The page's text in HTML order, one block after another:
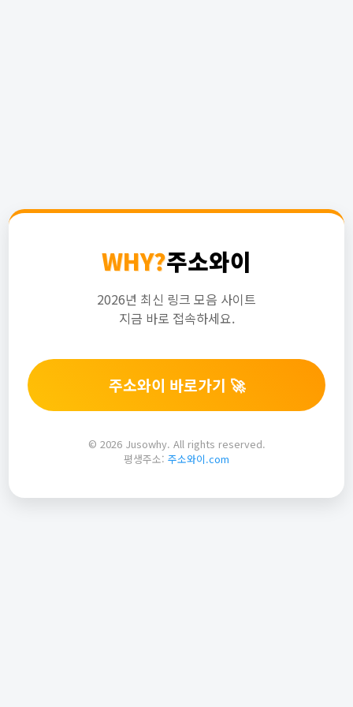
WHY?주소와이
2026년 최신 링크 모음 사이트
지금 바로 접속하세요.
주소와이 바로가기 🚀
© 2026 Jusowhy. All rights reserved.
평생주소: 주소와이.com